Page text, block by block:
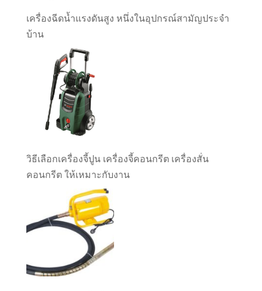
เครื่องฉีดน้ำแรงดันสูง หนึ่งในอุปกรณ์สามัญประจำ
บ้าน
วิธีเลือกเครื่องจี้ปูน เครื่องจี้คอนกรีต เครื่องสั่น
คอนกรีต ให้เหมาะกับงาน